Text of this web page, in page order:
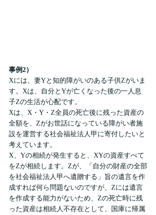
事例2）
Xには、妻Yと知的障がいのある子供Zがいま
す。Xは、自分とYが亡くなった後の一人息
子Zの生活が心配です。
Xは、X・Y・Z全員の死亡後に残った資産の
全額を、Zがお世話になっている障がい者施
設を運営する社会福祉法人甲に寄付したいと
考えています。
X、Yの相続が発生すると、XYの資産すべて
をZが相続します。Zが、「自分の財産の全部
を社会福祉法人甲へ遺贈する」旨の遺言を作
成すれば何ら問題ないのですが、Zには遺言
を作成する能力がないため、Zの死亡時に残
った資産は相続人不存在として、国庫に帰属